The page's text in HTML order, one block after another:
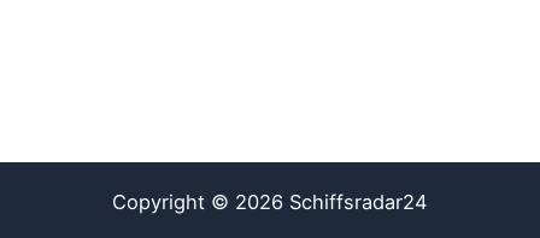
Copyright © 2026 Schiffsradar24